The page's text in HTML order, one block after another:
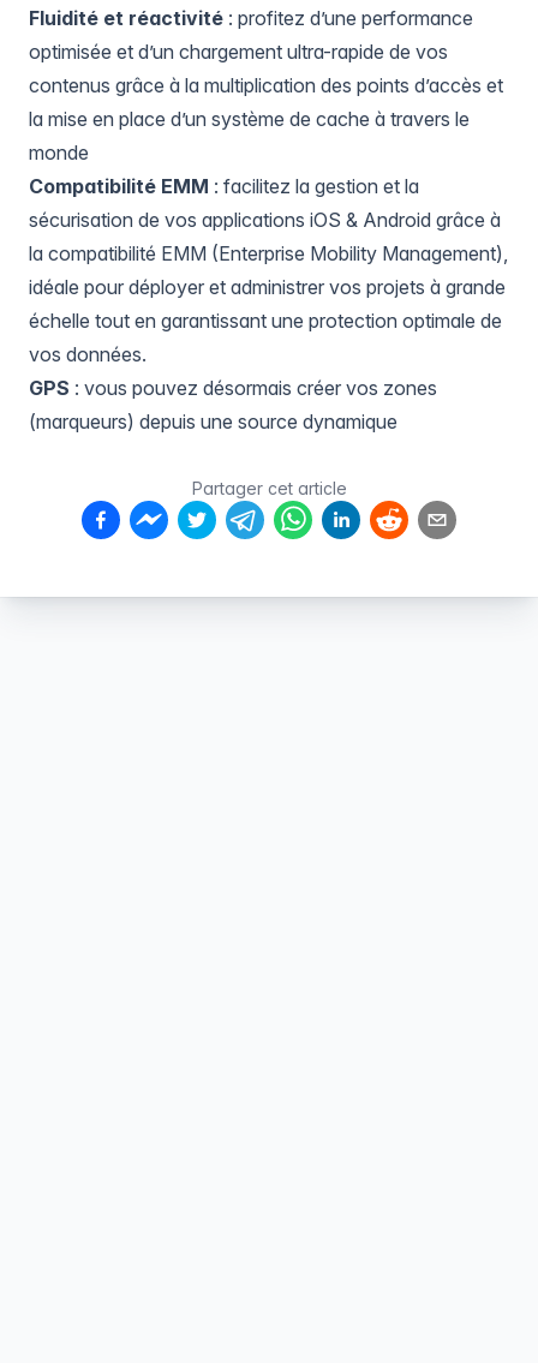
Fluidité et réactivité : profitez d’une performance
optimisée et d’un chargement ultra-rapide de vos
contenus grâce à la multiplication des points d’accès et
la mise en place d’un système de cache à travers le
monde
Compatibilité EMM : facilitez la gestion et la
sécurisation de vos applications iOS & Android grâce à
la compatibilité EMM (Enterprise Mobility Management),
idéale pour déployer et administrer vos projets à grande
échelle tout en garantissant une protection optimale de
vos données.
GPS : vous pouvez désormais créer vos zones
(marqueurs) depuis une source dynamique
Partager cet article